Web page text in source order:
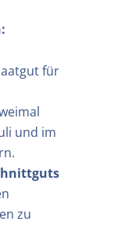
für
und im
zu